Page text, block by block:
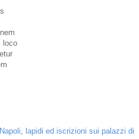
loco
, lapidi ed iscrizioni sui palazzi di